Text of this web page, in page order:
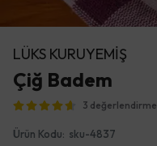
LÜKS KURUYEMİŞ
Çiğ Badem
3 değerlendirme
Ürün Kodu: sku-4837